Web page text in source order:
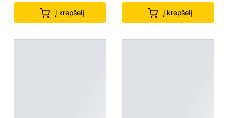
Į krepšelį Į krepšelį